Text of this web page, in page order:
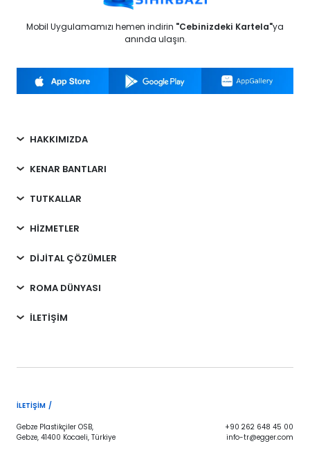
Mobil Uygulamamızı hemen indirin "Cebinizdeki Kartela"ya
anında ulaşın.
HAKKIMIZDA
KENAR BANTLARI
TUTKALLAR
HİZMETLER
DİJİTAL ÇÖZÜMLER
ROMA DÜNYASI
İLETİŞİM
İLETIŞIM /
Gebze Plastikçiler OSB,
Gebze, 41400 Kocaeli, Türkiye
+90 262 648 45 00
info-tr@egger.com